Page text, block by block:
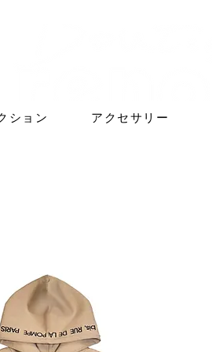
ション アクセサリー